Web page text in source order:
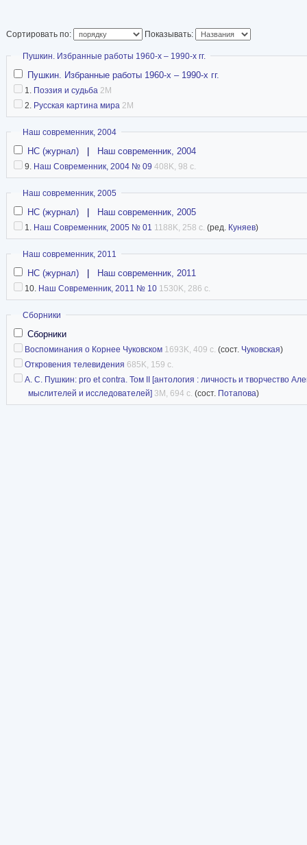
Сортировать по: Показывать:
Скрыть
Пушкин. Избранные работы 1960-х – 1990-х гг.
Пушкин. Избранные работы 1960-х – 1990-х гг.
1. Поэзия и судьба 2M
2. Русская картина мира 2M
Скрыть
Наш современник, 2004
НС (журнал) Наш современник, 2004
9. Наш Современник, 2004 № 09 408K, 98 с.
Скрыть
Наш современник, 2005
НС (журнал) Наш современник, 2005
1. Наш Современник, 2005 № 01 1188K, 258 с. (ред. Куняев)
Скрыть
Наш современник, 2011
НС (журнал) Наш современник, 2011
10. Наш Современник, 2011 № 10 1530K, 286 с.
Скрыть
Сборники
Сборники
Воспоминания о Корнее Чуковском 1693K, 409 с. (сост. Чуковская)
Откровения телевидения 685K, 159 с.
А. С. Пушкин: pro et contra. Том II [антология : личность и творчество
мыслителей и исследователей] 3M, 694 с. (сост. Потапова)